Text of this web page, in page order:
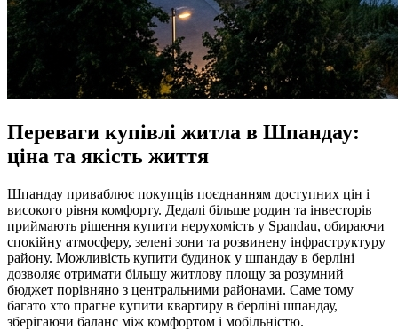
Переваги купівлі житла в Шпандау:
ціна та якість життя
Шпандау приваблює покупців поєднанням доступних цін і
високого рівня комфорту. Дедалі більше родин та інвесторів
приймають рішення купити нерухомість у Spandau, обираючи
спокійну атмосферу, зелені зони та розвинену інфраструктуру
району. Можливість купити будинок у шпандау в берліні
дозволяє отримати більшу житлову площу за розумний
бюджет порівняно з центральними районами. Саме тому
багато хто прагне купити квартиру в берліні шпандау,
зберігаючи баланс між комфортом і мобільністю.